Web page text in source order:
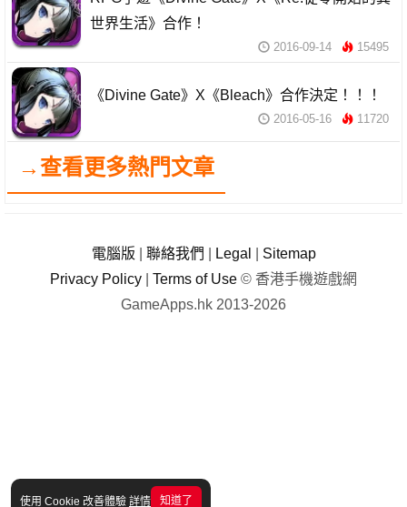
使用 Cookie 改善體驗 詳情 知道了
世界生活》合作！
2016-09-14 15495
《Divine Gate》X《Bleach》合作決定！！！
2016-05-16 11720
→查看更多熱門文章
電腦版 聯絡我們 Legal
Sitemap
Privacy Policy
Terms of Use © 香港手機遊戲網
GameApps.hk 2013-2026